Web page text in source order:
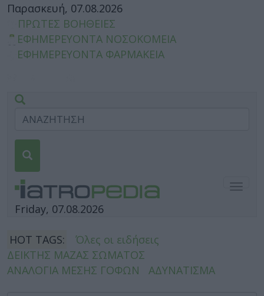
Παρασκευή, 07.08.2026
ΠΡΩΤΕΣ ΒΟΗΘΕΙΕΣ
ΕΦΗΜΕΡΕΥΟΝΤΑ ΝΟΣΟΚΟΜΕΙΑ
ΕΦΗΜΕΡΕΥΟΝΤΑ ΦΑΡΜΑΚΕΙΑ
Friday, 07.08.2026
HOT TAGS:
Όλες οι ειδήσεις
ΔΕΙΚΤΗΣ ΜΑΖΑΣ ΣΩΜΑΤΟΣ
ΑΝΑΛΟΓΙΑ ΜΕΣΗΣ ΓΟΦΩΝ
ΑΔΥΝΑΤΙΣΜΑ